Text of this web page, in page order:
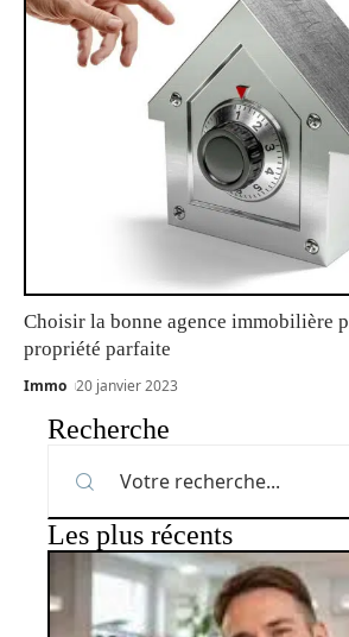
Choisir la bonne agence immobilière
propriété parfaite
Immo 20 janvier 2023
Recherche
Les plus récents